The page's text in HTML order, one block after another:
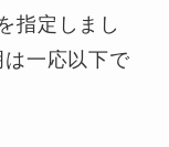
指定しまし
一応以下で